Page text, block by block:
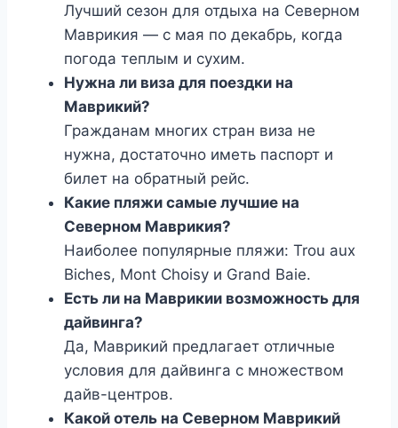
Лучший сезон для отдыха на Северном
Маврикия — с мая по декабрь, когда
погода теплым и сухим.
Нужна ли виза для поездки на
Маврикий?
Гражданам многих стран виза не
нужна, достаточно иметь паспорт и
билет на обратный рейс.
Какие пляжи самые лучшие на
Северном Маврикия?
Наиболее популярные пляжи: Trou aux
Biches, Mont Choisy и Grand Baie.
Есть ли на Маврикии возможность для
дайвинга?
Да, Маврикий предлагает отличные
условия для дайвинга с множеством
дайв-центров.
Какой отель на Северном Маврикий